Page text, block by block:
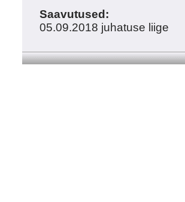
Saavutused:
05.09.2018 juhatuse liige